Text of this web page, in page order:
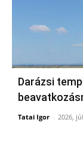
Darázsi
Tatai Igor - 2026,